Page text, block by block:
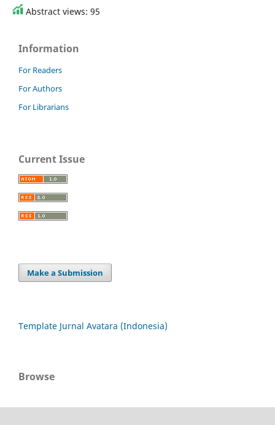
Abstract views: 95
Information
For Readers
For Authors
For Librarians
Current Issue
Make a Submission
Template Jurnal Avatara (Indonesia)
Browse